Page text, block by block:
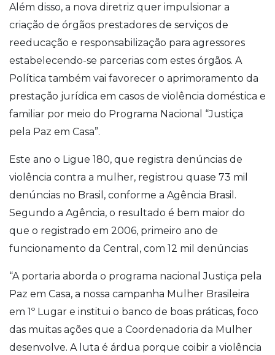
Além disso, a nova diretriz quer impulsionar a
criação de órgãos prestadores de serviços de
reeducação e responsabilização para agressores
estabelecendo-se parcerias com estes órgãos. A
Política também vai favorecer o aprimoramento da
prestação jurídica em casos de violência doméstica e
familiar por meio do Programa Nacional “Justiça
pela Paz em Casa”.
Este ano o Ligue 180, que registra denúncias de
violência contra a mulher, registrou quase 73 mil
denúncias no Brasil, conforme a Agência Brasil.
Segundo a Agência, o resultado é bem maior do
que o registrado em 2006, primeiro ano de
funcionamento da Central, com 12 mil denúncias
“A portaria aborda o programa nacional Justiça pela
Paz em Casa, a nossa campanha Mulher Brasileira
em 1º Lugar e institui o banco de boas práticas, foco
das muitas ações que a Coordenadoria da Mulher
desenvolve. A luta é árdua porque coibir a violência